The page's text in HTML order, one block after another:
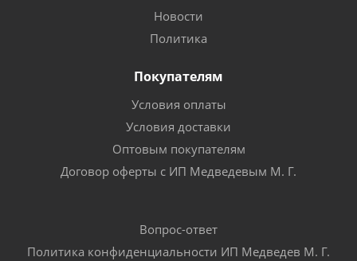
Новости
Политика
Покупателям
Условия оплаты
Условия доставки
Оптовым покупателям
Договор оферты с ИП Медведевым М. Г.
Вопрос-ответ
Политика конфиденциальности ИП Медведев М. Г.